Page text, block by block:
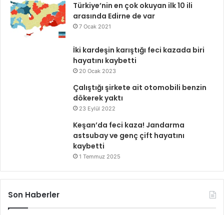
Türkiye’nin en çok okuyan ilk 10 ili
arasında Edirne de var
7 Ocak 2021
İki kardeşin karıştığı feci kazada biri
hayatını kaybetti
20 Ocak 2023
Çalıştığı şirkete ait otomobili benzin
dökerek yaktı
23 Eylül 2022
Keşan’da feci kaza! Jandarma
astsubay ve genç çift hayatını
kaybetti
1 Temmuz 2025
Son Haberler